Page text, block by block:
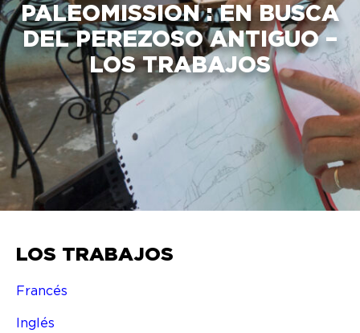
PALEOMISSION : EN BUSCA
DEL PEREZOSO ANTIGUO –
LOS TRABAJOS
LOS TRABAJOS
Francés
Inglés